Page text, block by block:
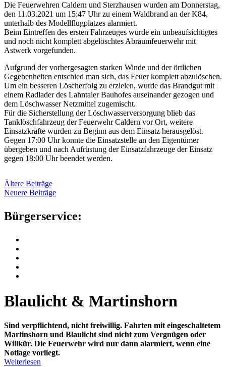
Die Feuerwehren Caldern und Sterzhausen wurden am Donnerstag,
den 11.03.2021 um 15:47 Uhr zu einem Waldbrand an der K84,
unterhalb des Modellflugplatzes alarmiert.
Beim Eintreffen des ersten Fahrzeuges wurde ein unbeaufsichtigtes
und noch nicht komplett abgelöschtes Abraumfeuerwehr mit
Astwerk vorgefunden.
Aufgrund der vorhergesagten starken Winde und der örtlichen
Gegebenheiten entschied man sich, das Feuer komplett abzulöschen.
Um ein besseren Löscherfolg zu erzielen, wurde das Brandgut mit
einem Radlader des Lahntaler Bauhofes auseinander gezogen und
dem Löschwasser Netzmittel zugemischt.
Für die Sicherstellung der Löschwasserversorgung blieb das
Tanklöschfahrzeug der Feuerwehr Caldern vor Ort, weitere
Einsatzkräfte wurden zu Beginn aus dem Einsatz herausgelöst.
Gegen 17:00 Uhr konnte die Einsatzstelle an den Eigentümer
übergeben und nach Aufrüstung der Einsatzfahrzeuge der Einsatz
gegen 18:00 Uhr beendet werden.
Beitrags-
Navigation
Ältere Beiträge
Neuere Beiträge
Bürgerservice:
Blaulicht & Martinshorn
Sind verpflichtend, nicht freiwillig. Fahrten mit eingeschaltetem
Martinshorn und Blaulicht sind nicht zum Vergnügen oder
Willkür. Die Feuerwehr wird nur dann alarmiert, wenn eine
Notlage vorliegt.
Weiterlesen